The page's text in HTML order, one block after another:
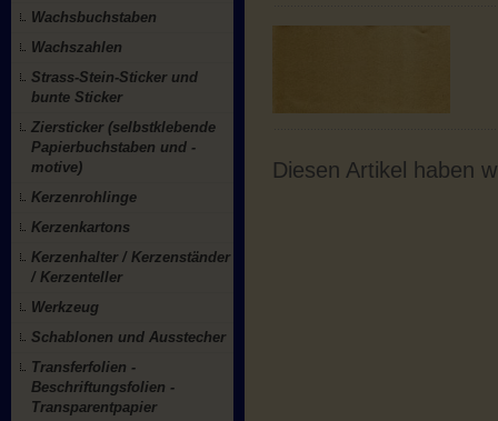
Wachsbuchstaben
Wachszahlen
Strass-Stein-Sticker und
bunte Sticker
Ziersticker (selbstklebende
Papierbuchstaben und -
motive)
Kerzenrohlinge
Kerzenkartons
Kerzenhalter / Kerzenständer
/ Kerzenteller
Werkzeug
Schablonen und Ausstecher
Transferfolien -
Beschriftungsfolien -
Transparentpapier
Diesen Artikel haben